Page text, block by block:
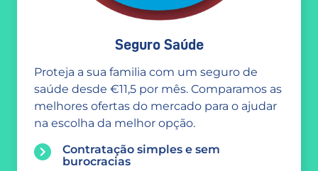
Seguro Saúde
Proteja a sua familia com um seguro de
saúde desde €11,5 por mês. Comparamos as
melhores ofertas do mercado para o ajudar
na escolha da melhor opção.
Contratação simples e sem
burocracias